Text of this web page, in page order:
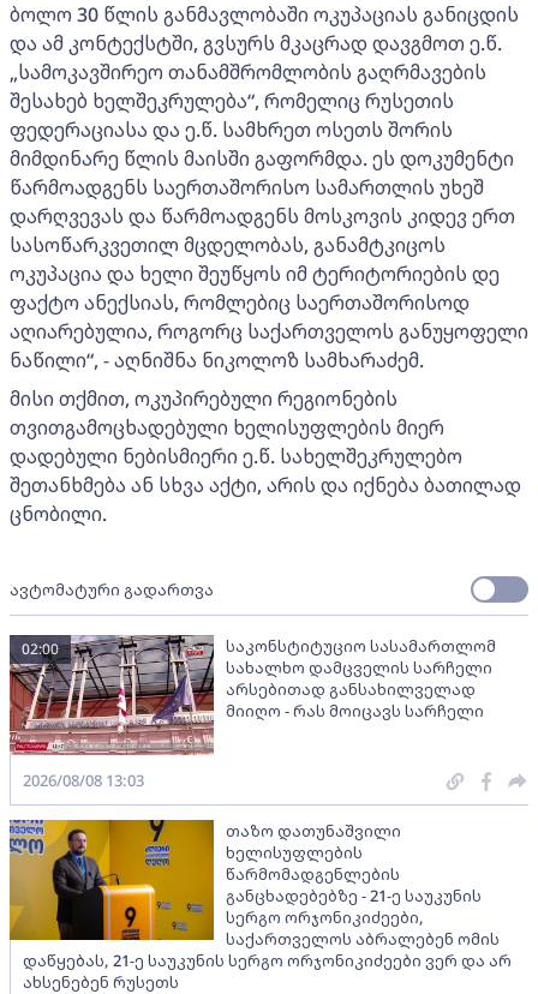
ბოლო 30 წლის განმავლობაში ოკუპაციას განიცდის
და ამ კონტექსტში, გვსურს მკაცრად დავგმოთ ე.წ.
„სამოკავშირეო თანამშრომლობის გაღრმავების
შესახებ ხელშეკრულება“, რომელიც რუსეთის
ფედერაციასა და ე.წ. სამხრეთ ოსეთს შორის
მიმდინარე წლის მაისში გაფორმდა. ეს დოკუმენტი
წარმოადგენს საერთაშორისო სამართლის უხეშ
დარღვევას და წარმოადგენს მოსკოვის კიდევ ერთ
სასოწარკვეთილ მცდელობას, განამტკიცოს
ოკუპაცია და ხელი შეუწყოს იმ ტერიტორიების დე
ფაქტო ანექსიას, რომლებიც საერთაშორისოდ
აღიარებულია, როგორც საქართველოს განუყოფელი
ნაწილი“, - აღნიშნა ნიკოლოზ სამხარაძემ.
მისი თქმით, ოკუპირებული რეგიონების
თვითგამოცხადებული ხელისუფლების მიერ
დადებული ნებისმიერი ე.წ. სახელშეკრულებო
შეთანხმება ან სხვა აქტი, არის და იქნება ბათილად
ცნობილი.
ავტომატური გადართვა
საკონსტიტუციო სასამართლომ
სახალხო დამცველის სარჩელი
არსებითად განსახილველად
მიიღო - რას მოიცავს სარჩელი
02:00
2026/08/08 13:03
თაზო დათუნაშვილი
ხელისუფლების
წარმომადგენლების
განცხადებებზე - 21-ე საუკუნის
სერგო ორჯონიკიძეები,
საქართველოს აბრალებენ ომის
დაწყებას, 21-ე საუკუნის სერგო ორჯონიკიძეები ვერ და არ
ახსენებენ რუსეთს